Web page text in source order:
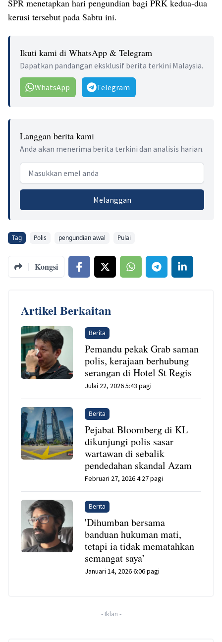
SPR menetapkan hari pengundian bagi PRK kedua-dua
kerusi tersebut pada Sabtu ini.
Ikuti kami di WhatsApp & Telegram
Dapatkan pandangan eksklusif berita terkini Malaysia.
WhatsApp Telegram
Langgan berita kami
Anda akan menerima berita terkini dan analisis harian.
Email address
Melanggan
Tag Polis pengundian awal Pulai
Kongsi
Artikel Berkaitan
Berita
Pemandu pekak Grab saman
polis, kerajaan berhubung
serangan di Hotel St Regis
Julai 22, 2026 5:43 pagi
Berita
Pejabat Bloomberg di KL
dikunjungi polis sasar
wartawan di sebalik
pendedahan skandal Azam
Februari 27, 2026 4:27 pagi
Berita
'Dihumban bersama
banduan hukuman mati,
tetapi ia tidak mematahkan
semangat saya’
Januari 14, 2026 6:06 pagi
- Iklan -